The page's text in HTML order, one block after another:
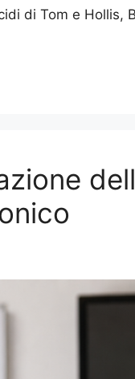
di Tom e Hollis,